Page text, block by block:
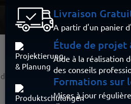
En tant que société d'installation,
des solutions innovantes à vos
vous êtes à la pointe de la
d'incendie. Lessystèmes
Livraison
A partir d'un panier
Étude de
Aide à la réalisation
des conseils
Formations sur
Mises à jour